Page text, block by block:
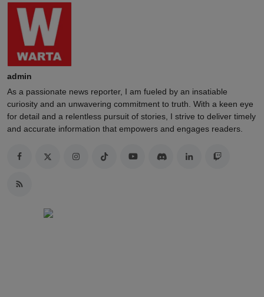
admin
As a passionate news reporter, I am fueled by an insatiable
curiosity and an unwavering commitment to truth. With a keen eye
for detail and a relentless pursuit of stories, I strive to deliver timely
and accurate information that empowers and engages readers.